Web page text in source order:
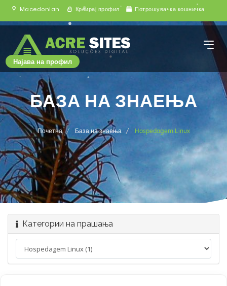
Macedonian Креирај профил Потрошувачка кошничка
Најава на профил
БАЗА НА ЗНАЕЊА
Почетна База на знаења Hospedagem Linux
Категории на прашања